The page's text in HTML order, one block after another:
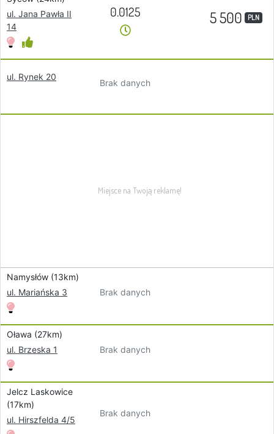
ul. Jana Pawła II
14
0.0125 5 500 PLN
ul. Rynek 20
Brak danych
Namysłów (13km)
ul. Mariańska 3
Brak danych
Oława (27km)
ul. Brzeska 1
Brak danych
Jelcz Laskowice
(17km)
ul. Hirszfelda 4/5
Brak danych